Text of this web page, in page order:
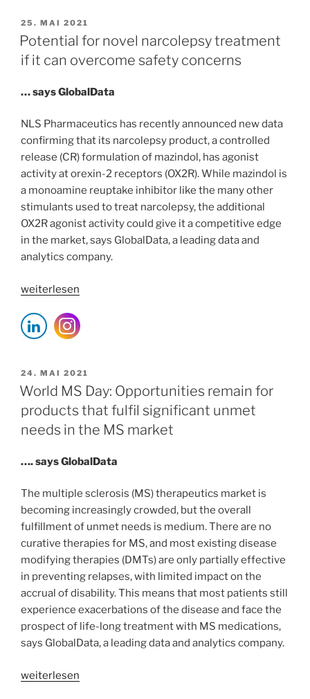
Ponesimod
zur
Behandlung
erwachsenen
mit
schubförmiger
Multipler
Sklerose
(RMS)“
VERÖFFENTLICHT
AM
25. MAI 2021
Potential for novel narcolepsy treatment
if it can overcome safety concerns
… says GlobalData
NLS Pharmaceutics has recently announced new data
confirming that its narcolepsy product, a controlled
release (CR) formulation of mazindol, has agonist
activity at orexin-2 receptors (OX2R). While mazindol is
a monoamine reuptake inhibitor like the many other
stimulants used to treat narcolepsy, the additional
OX2R agonist activity could give it a competitive edge
in the market, says GlobalData, a leading data and
analytics company.
„Potential
novel
narcolepsy
if
it
overcome
safety
concerns“
weiterlesen
VERÖFFENTLICHT
AM
24. MAI 2021
World MS Day: Opportunities remain for
products that fulfil significant unmet
needs in the MS market
…. says GlobalData
The multiple sclerosis (MS) therapeutics market is
becoming increasingly crowded, but the overall
fulfillment of unmet needs is medium. There are no
curative therapies for MS, and most existing disease
modifying therapies (DMTs) are only partially effective
in preventing relapses, with limited impact on the
accrual of disability. This means that most patients still
experience exacerbations of the disease and face the
prospect of life-long treatment with MS medications,
says GlobalData, a leading data and analytics company.
„World
weiterlesen